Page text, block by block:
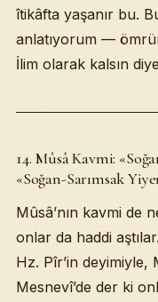
îtikâfta yaşanır bu.
anlatıyorum —
İlim olarak kalsın
14. Mûsâ Kavmi:
«Soğan-Sarımsak
Mûsâ’nın kavmi de
onlar da haddi
Hz. Pîr’in deyimiyle,
Mesnevî’de der ki